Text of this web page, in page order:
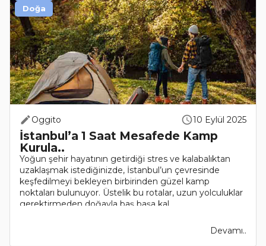
Oggito 10 Eylül 2025
İstanbul’a 1 Saat Mesafede Kamp
Kurula..
Yoğun şehir hayatının getirdiği stres ve kalabalıktan
uzaklaşmak istediğinizde, İstanbul’un çevresinde
keşfedilmeyi bekleyen birbirinden güzel kamp
noktaları bulunuyor. Üstelik bu rotalar, uzun yolculuklar
gerektirmeden doğayla baş başa kal..
Devamı..
Doğa